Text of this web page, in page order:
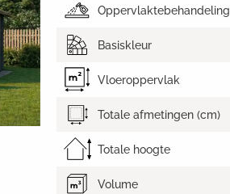
Oppervlaktebehandeling
Basiskleur
Vloeroppervlak
Totale afmetingen (cm)
Totale hoogte
Volume